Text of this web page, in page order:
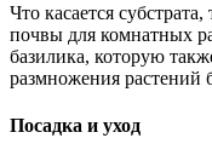
Что касается
почвы для комнатных
базилика, которую
размножения растений
Посадка и уход